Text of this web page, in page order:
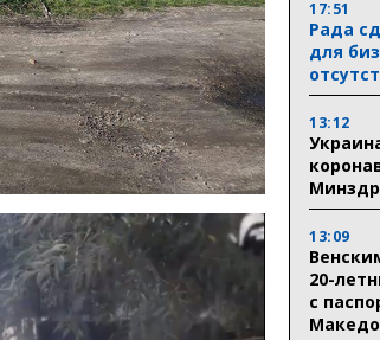
17:51
Рада
для
13:12
13:09
20-
с